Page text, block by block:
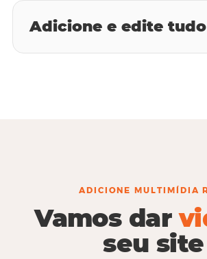
Adicione e edite tudo
ADICIONE MULTIMÍDIA
Vamos dar
seu site